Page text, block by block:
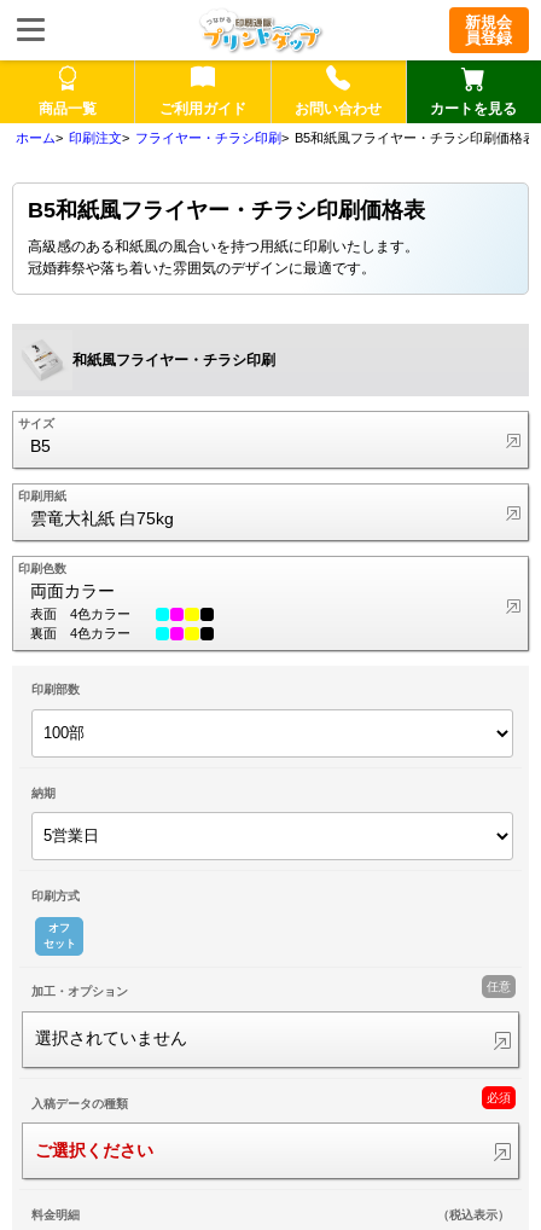
新規会
員登録
商品一覧 ご利用ガイド お問い合わせ カートを見る
印刷注文 フライヤー・チラシ印刷 B5和紙風フライヤー・チラシ印刷価格表
B5和紙風フライヤー・チラシ印刷価格表
高級感のある和紙風の風合いを持つ用紙に印刷いたします。
冠婚葬祭や落ち着いた雰囲気のデザインに最適です。
和紙風フライヤー・チラシ印刷
サイズ
B5
印刷用紙
雲竜大礼紙 白75kg
印刷色数
両面カラー
表面
4色カラー
裏面
4色カラー
印刷部数
納期
印刷方式
オフ
セット
加工・オプション 任意
選択されていません
入稿データの種類 必須
ご選択ください
料金明細 （税込表示）